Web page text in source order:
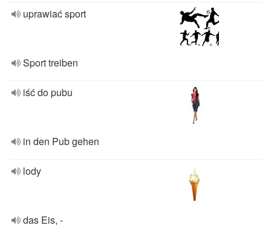
uprawiać sport
Sport treiben
iść do pubu
in den Pub gehen
lody
das Eis, -